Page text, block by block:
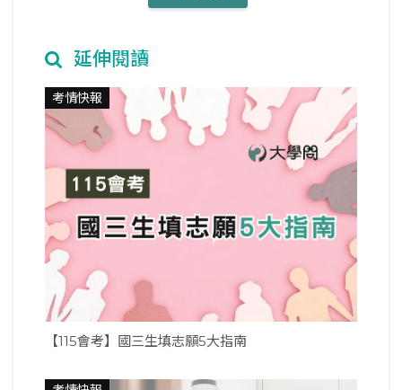
延伸閱讀
考情快報
【115會考】國三生填志願5大指南